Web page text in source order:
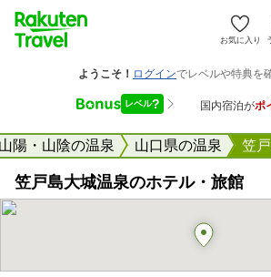
お気に入り
ル
陽・山陰の温泉 山口県の温泉 笠
笠戸島大城温泉のホテル・旅館